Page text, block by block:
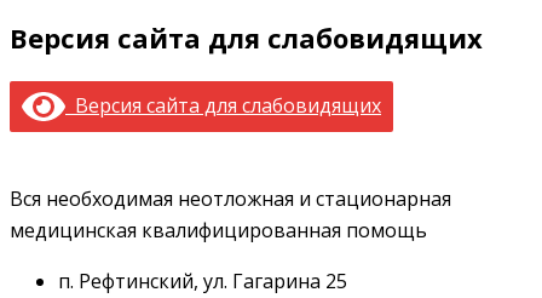
Версия сайта для слабовидящих
Версия сайта для слабовидящих
Вся необходимая неотложная и стационарная
медицинская квалифицированная помощь
п. Рефтинский, ул. Гагарина 25